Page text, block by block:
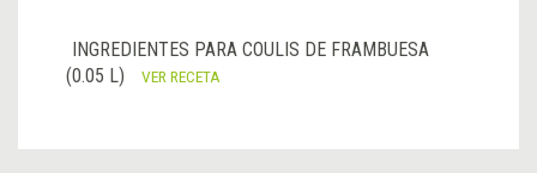
INGREDIENTES PARA COULIS DE FRAMBUESA
(0.05 L)
VER RECETA